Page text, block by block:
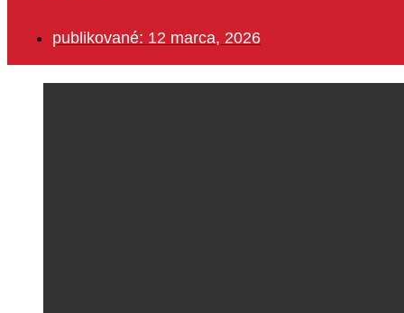
publikované: 12 marca, 2026